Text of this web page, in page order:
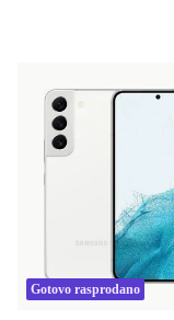
Gotovo rasprodano